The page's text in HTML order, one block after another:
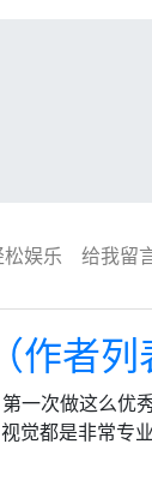
松娱乐 给我留
者列
一次做这么优
觉都是非常专